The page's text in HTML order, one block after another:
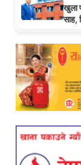
खुला
साह,